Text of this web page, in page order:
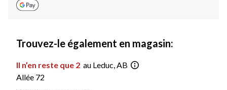
Trouvez-le également en magasin:
Il n’en reste que 2 au Leduc, AB
Allée 72